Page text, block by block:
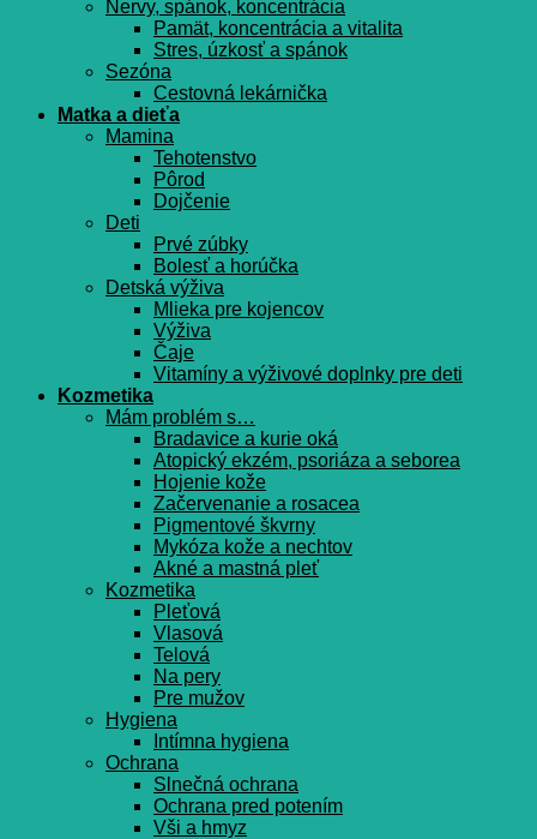
Nervy, spánok, koncentrácia
Pamät, koncentrácia a vitalita
Stres, úzkosť a spánok
Sezóna
Cestovná lekárnička
Matka a dieťa
Mamina
Tehotenstvo
Pôrod
Dojčenie
Deti
Prvé zúbky
Bolesť a horúčka
Detská výživa
Mlieka pre kojencov
Výživa
Čaje
Vitamíny a výživové doplnky pre deti
Kozmetika
Mám problém s…
Bradavice a kurie oká
Atopický ekzém, psoriáza a seborea
Hojenie kože
Začervenanie a rosacea
Pigmentové škvrny
Mykóza kože a nechtov
Akné a mastná pleť
Kozmetika
Pleťová
Vlasová
Telová
Na pery
Pre mužov
Hygiena
Intímna hygiena
Ochrana
Slnečná ochrana
Ochrana pred potením
Vši a hmyz